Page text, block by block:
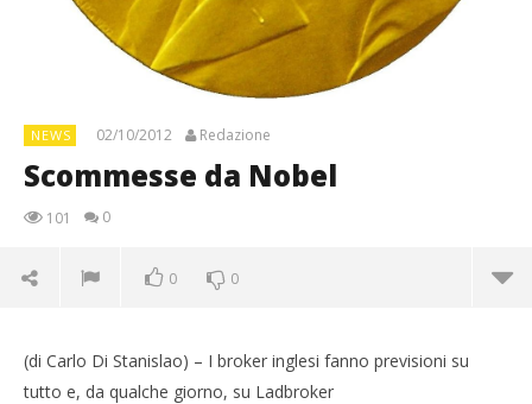
NEWS 02/10/2012 Redazione
Scommesse da Nobel
101 0
0 0
(di Carlo Di Stanislao) – I broker inglesi fanno previsioni su
tutto e, da qualche giorno, su Ladbroker